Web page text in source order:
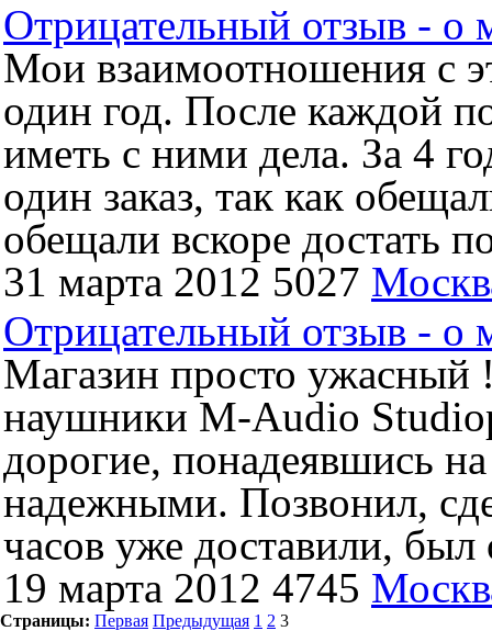
Отрицательный отзыв - о
Мои взаимоотношения с
один год. После каждой
иметь с ними дела. За 4
один заказ, так как
обещали вскоре достать
31 марта 2012 5027
Отрицательный отзыв - о
Магазин просто ужасный
наушники M-Audio
дорогие, понадеявшись
надежными. Позвонил,
часов уже доставили, был
19 марта 2012 4745
Страницы: Первая Предыдущая 1 2 3